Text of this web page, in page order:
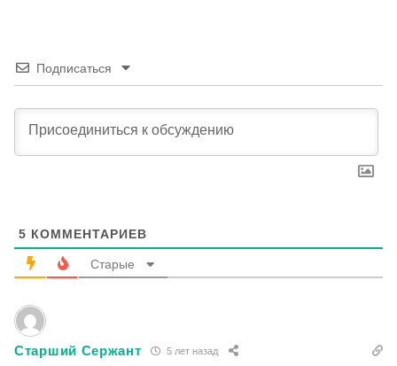
Подписаться
5 КОММЕНТАРИЕВ
Старые
Старший Сержант 5 лет назад